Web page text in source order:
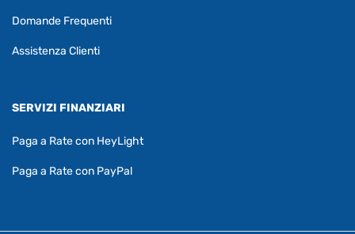
Domande Frequenti
Assistenza Clienti
SERVIZI FINANZIARI
Paga a Rate con HeyLight
Paga a Rate con PayPal